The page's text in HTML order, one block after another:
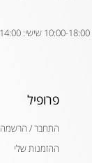
פרופיל
התחבר / הרשמה
ההזמנות שלי